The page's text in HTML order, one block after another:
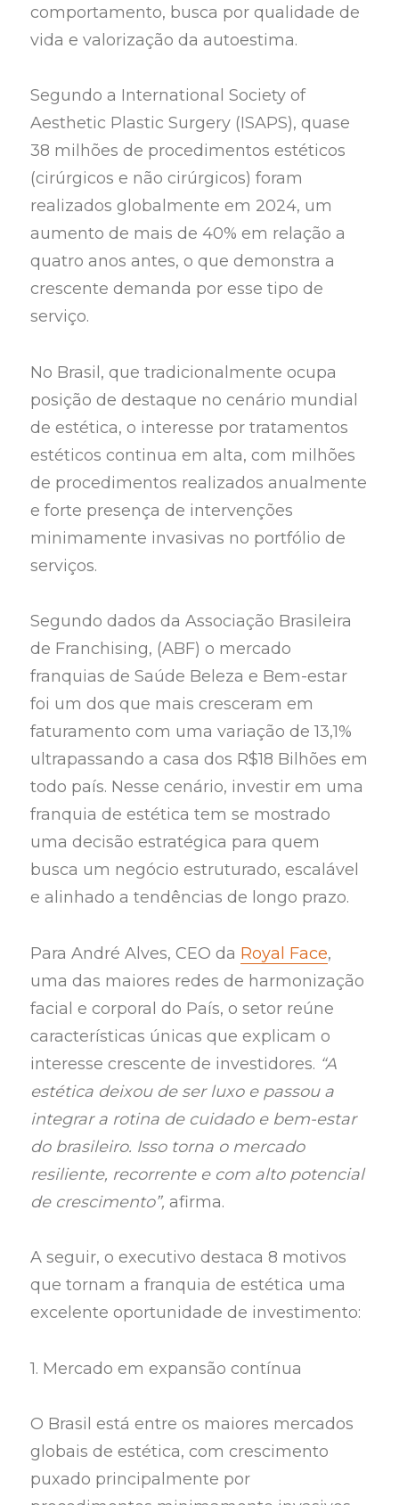
comportamento, busca por qualidade de
vida e valorização da autoestima.
Segundo a International Society of
Aesthetic Plastic Surgery (ISAPS), quase
38 milhões de procedimentos estéticos
(cirúrgicos e não cirúrgicos) foram
realizados globalmente em 2024, um
aumento de mais de 40% em relação a
quatro anos antes, o que demonstra a
crescente demanda por esse tipo de
serviço.
No Brasil, que tradicionalmente ocupa
posição de destaque no cenário mundial
de estética, o interesse por tratamentos
estéticos continua em alta, com milhões
de procedimentos realizados anualmente
e forte presença de intervenções
minimamente invasivas no portfólio de
serviços.
Segundo dados da Associação Brasileira
de Franchising, (ABF) o mercado
franquias de Saúde Beleza e Bem-estar
foi um dos que mais cresceram em
faturamento com uma variação de 13,1%
ultrapassando a casa dos R$18 Bilhões em
todo país. Nesse cenário, investir em uma
franquia de estética tem se mostrado
uma decisão estratégica para quem
busca um negócio estruturado, escalável
e alinhado a tendências de longo prazo.
Para André Alves, CEO da Royal Face,
uma das maiores redes de harmonização
facial e corporal do País, o setor reúne
características únicas que explicam o
interesse crescente de investidores. “A
estética deixou de ser luxo e passou a
integrar a rotina de cuidado e bem-estar
do brasileiro. Isso torna o mercado
resiliente, recorrente e com alto potencial
de crescimento”, afirma.
A seguir, o executivo destaca 8 motivos
que tornam a franquia de estética uma
excelente oportunidade de investimento:
1. Mercado em expansão contínua
O Brasil está entre os maiores mercados
globais de estética, com crescimento
puxado principalmente por